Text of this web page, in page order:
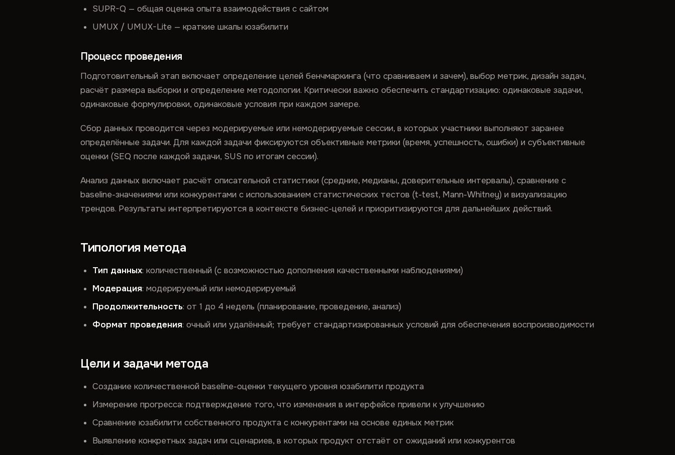
SUPR-Q — общая оценка опыта взаимодействия с сайтом
UMUX / UMUX-Lite — краткие шкалы юзабилити
Процесс проведения
Подготовительный этап включает определение целей бенчмаркинга (что сравниваем и зачем), выбор метрик, дизайн задач,
расчёт размера выборки и определение методологии. Критически важно обеспечить стандартизацию: одинаковые задачи,
одинаковые формулировки, одинаковые условия при каждом замере.
Сбор данных проводится через модерируемые или немодерируемые сессии, в которых участники выполняют заранее
определённые задачи. Для каждой задачи фиксируются объективные метрики (время, успешность, ошибки) и субъективные
оценки (SEQ после каждой задачи, SUS по итогам сессии).
Анализ данных включает расчёт описательной статистики (средние, медианы, доверительные интервалы), сравнение с
baseline-значениями или конкурентами с использованием статистических тестов (t-test, Mann-Whitney) и визуализацию
трендов. Результаты интерпретируются в контексте бизнес-целей и приоритизируются для дальнейших действий.
Типология метода
Тип данных: количественный (с возможностью дополнения качественными наблюдениями)
Модерация: модерируемый или немодерируемый
Продолжительность: от 1 до 4 недель (планирование, проведение, анализ)
Формат проведения: очный или удалённый; требует стандартизированных условий для обеспечения воспроизводимости
Цели и задачи метода
Создание количественной baseline-оценки текущего уровня юзабилити продукта
Измерение прогресса: подтверждение того, что изменения в интерфейсе привели к улучшению
Сравнение юзабилити собственного продукта с конкурентами на основе единых метрик
Выявление конкретных задач или сценариев, в которых продукт отстаёт от ожиданий или конкурентов